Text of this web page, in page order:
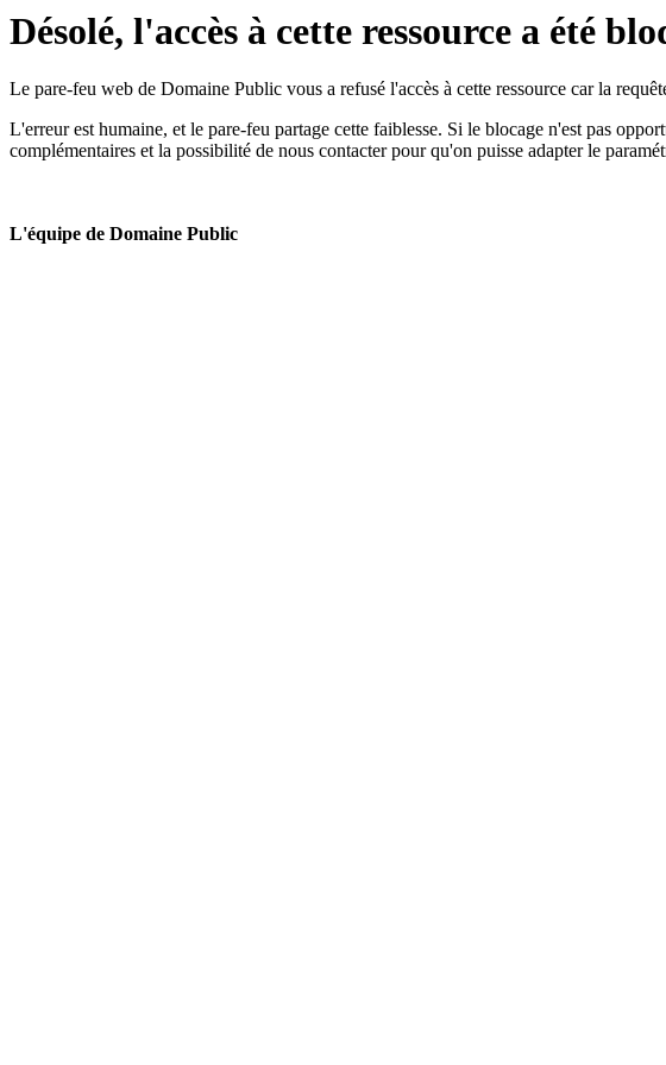
Désolé, l'accès à cette ressource a été
Le pare-feu web de Domaine Public vous a refusé l'accès à cette ressource car la
L'erreur est humaine, et le pare-feu partage cette faiblesse. Si le blocage n'est pas
complémentaires et la possibilité de nous contacter pour qu'on puisse adapter le
L'équipe de Domaine Public